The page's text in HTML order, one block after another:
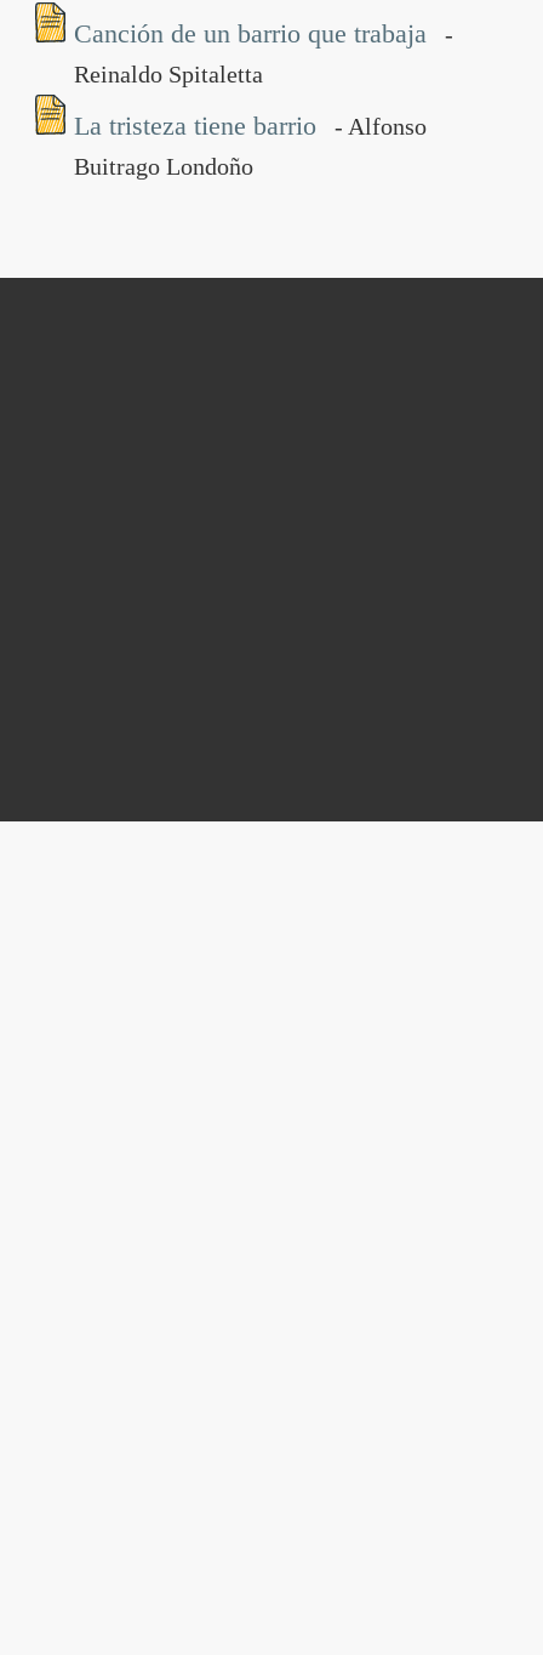
Canción de un barrio que trabaja
-
Reinaldo Spitaletta
La tristeza tiene barrio
- Alfonso
Buitrago Londoño